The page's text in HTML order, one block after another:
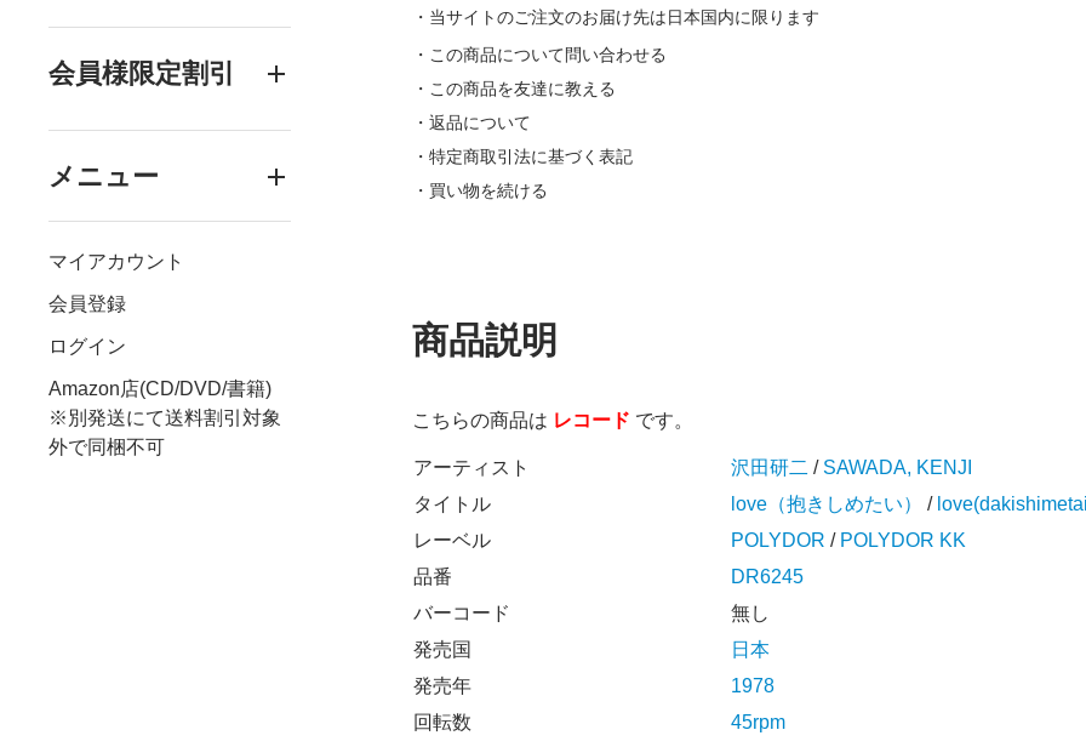
会員様限定割引
メニュー
マイアカウント
会員登録
ログイン
Amazon店(CD/DVD/書籍)
※別発送にて送料割引対象
外で同梱不可
・当サイトのご注文のお届け先は日本国内に限ります
・この商品について問い合わせる
・この商品を友達に教える
・返品について
・特定商取引法に基づく表記
・買い物を続ける
商品説明
こちらの商品は レコード です。
アーティスト 沢田研二 / SAWADA, KENJI
タイトル
love（抱きしめたい） /
レーベル
POLYDOR / POLYDOR KK
品番
DR6245
バーコード
無し
発売国
日本
発売年
1978
回転数
45rpm